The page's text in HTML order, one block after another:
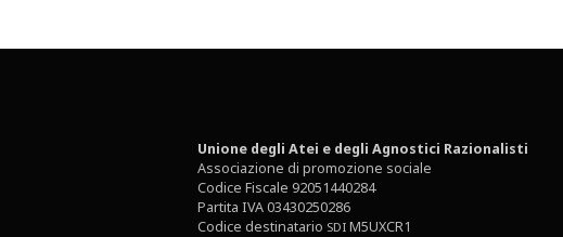
Unione degli Atei e degli Agnostici Razionalisti
Associazione di promozione sociale
Codice Fiscale 92051440284
Partita IVA 03430250286
Codice destinatario SDI M5UXCR1